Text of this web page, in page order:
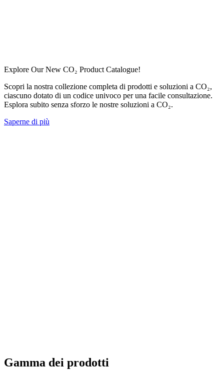
Explore Our New CO₂ Product Catalogue!
Scopri la nostra collezione completa di prodotti e soluzioni a CO₂,
ciascuno dotato di un codice univoco per una facile consultazione.
Esplora subito senza sforzo le nostre soluzioni a CO₂.
Saperne di più
Gamma dei prodotti